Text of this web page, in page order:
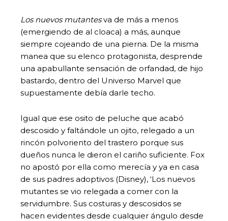
Los nuevos mutantesva de más a menos
(emergiendo de al cloaca) a más, aunque
siempre cojeando de una pierna. De la misma
manea que su elenco protagonista, desprende
una apabullante sensación de orfandad, de hijo
bastardo, dentro del Universo Marvel que
supuestamente debía darle techo.
Igual que ese osito de peluche que acabó
descosido y faltándole un ojito, relegado a un
rincón polvoriento del trastero porque sus
dueños nunca le dieron el cariño suficiente. Fox
no apostó por ella como merecía y ya en casa
de sus padres adoptivos (Disney), ‘Los nuevos
mutantes se vio relegada a comer con la
servidumbre. Sus costuras y descosidos se
hacen evidentes desde cualquier ángulo desde